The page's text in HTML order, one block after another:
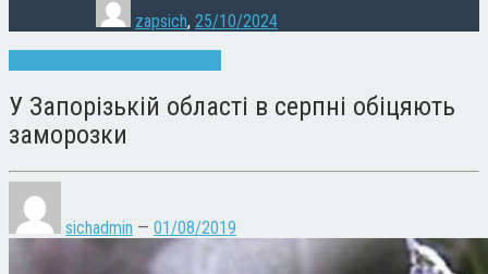
zapsich, 25/10/2024
У Запорізькій області в серпні обіцяють
заморозки
sichadmin — 01/08/2019